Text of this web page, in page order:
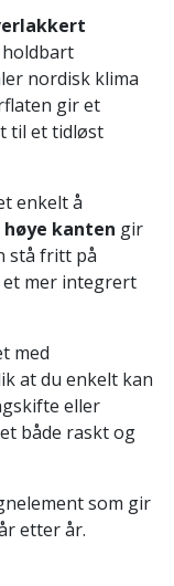
nordisk klima
gir et
til et tidløst
enkelt å
høye kanten gir
stå fritt på
et mer integrert
med
at du enkelt kan
eller
både raskt og
som gir
etter år.